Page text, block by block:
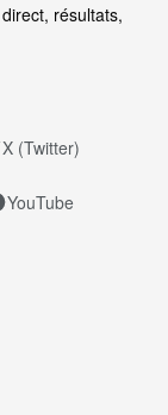
résultats,
X (Twitter)
YouTube